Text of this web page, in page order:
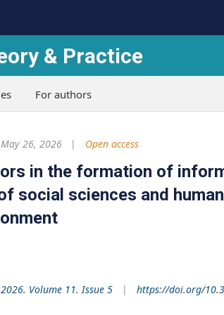
& Practice
For authors
May 26, 2026 Open access
in the formation of
social sciences and
2026. Volume 11. Issue 5 https://doi.org/